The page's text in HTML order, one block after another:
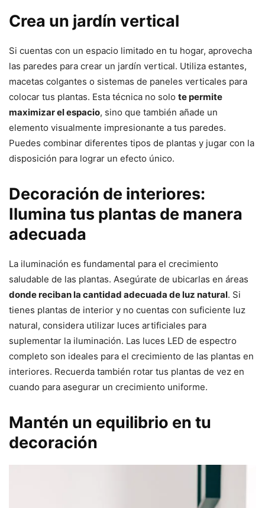
Crea un jardín vertical
Si cuentas con un espacio limitado en tu hogar, aprovecha
las paredes para crear un jardín vertical. Utiliza estantes,
macetas colgantes o sistemas de paneles verticales para
colocar tus plantas. Esta técnica no solo te permite
maximizar el espacio, sino que también añade un
elemento visualmente impresionante a tus paredes.
Puedes combinar diferentes tipos de plantas y jugar con la
disposición para lograr un efecto único.
Decoración de interiores:
Ilumina tus plantas de manera
adecuada
La iluminación es fundamental para el crecimiento
saludable de las plantas. Asegúrate de ubicarlas en áreas
donde reciban la cantidad adecuada de luz natural. Si
tienes plantas de interior y no cuentas con suficiente luz
natural, considera utilizar luces artificiales para
suplementar la iluminación. Las luces LED de espectro
completo son ideales para el crecimiento de las plantas en
interiores. Recuerda también rotar tus plantas de vez en
cuando para asegurar un crecimiento uniforme.
Mantén un equilibrio en tu
decoración